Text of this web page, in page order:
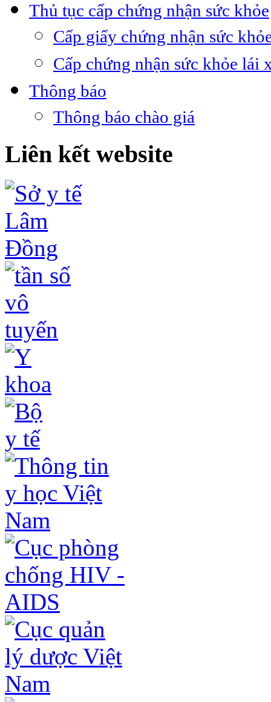
Thủ tục cấp chứng nhận sức khỏe
Cấp giấy chứng nhận sức
Cấp chứng nhận sức khỏe lái
Thông báo
Thông báo chào giá
Liên kết website